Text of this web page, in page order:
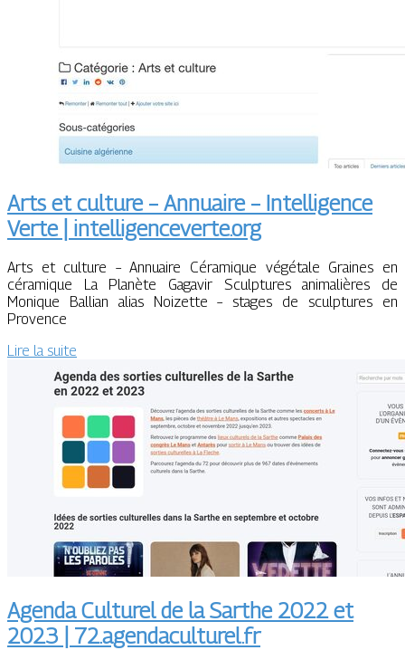
Arts et culture – Annuaire – Intelligence
Verte | intelligenceverte.org
Arts et culture – Annuaire Céramique végétale Graines en
céramique La Planète Gagavir Sculptures animalières de
Monique Ballian alias Noizette – stages de sculptures en
Provence
Lire la suite
Agenda Culturel de la Sarthe 2022 et
2023 | 72.agendaculturel.fr